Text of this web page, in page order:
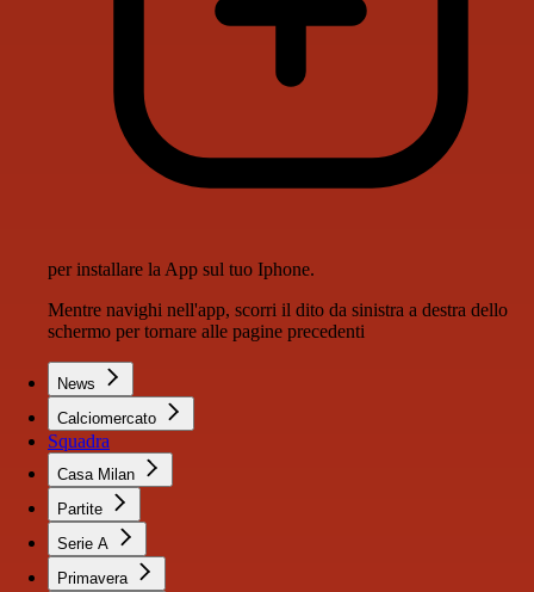
per installare la App sul tuo Iphone.
Mentre navighi nell'app, scorri il dito da sinistra a destra dello
schermo per tornare alle pagine precedenti
News
Calciomercato
Squadra
Casa Milan
Partite
Serie A
Primavera